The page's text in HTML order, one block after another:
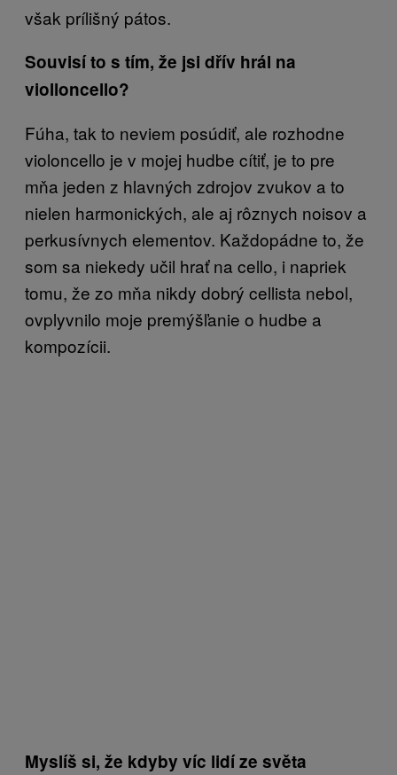
však prílišný pátos.
Souvisí to s tím, že jsi dřív hrál na
violloncello?
Fúha, tak to neviem posúdiť, ale rozhodne
violoncello je v mojej hudbe cítiť, je to pre
mňa jeden z hlavných zdrojov zvukov a to
nielen harmonických, ale aj rôznych noisov a
perkusívnych elementov. Každopádne to, že
som sa niekedy učil hrať na cello, i napriek
tomu, že zo mňa nikdy dobrý cellista nebol,
ovplyvnilo moje premýšľanie o hudbe a
kompozícii.
Myslíš si, že kdyby víc lidí ze světa